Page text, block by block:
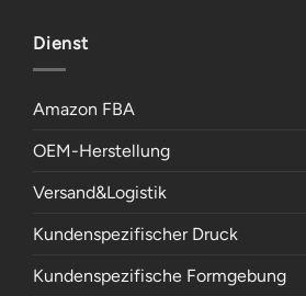
Dienst
Amazon FBA
OEM-Herstellung
Versand&Logistik
Kundenspezifischer Druck
Kundenspezifische Formgebung